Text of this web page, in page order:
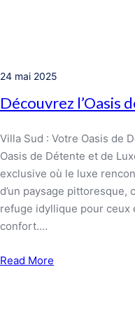
24 mai 2025
Découvrez l’Oasis
Villa Sud : Votre Oasis de
Oasis de Détente et de
exclusive où le luxe
d’un paysage
refuge idyllique pour ceux
confort.…
Read More